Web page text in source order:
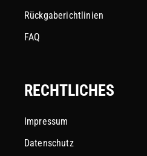
Rückgaberichtlinien
FAQ
RECHTLICHES
Impressum
Datenschutz